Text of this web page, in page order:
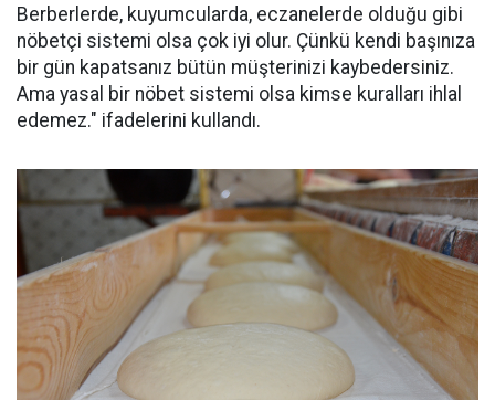
Berberlerde, kuyumcularda, eczanelerde olduğu gibi
nöbetçi sistemi olsa çok iyi olur. Çünkü kendi başınıza
bir gün kapatsanız bütün müşterinizi kaybedersiniz.
Ama yasal bir nöbet sistemi olsa kimse kuralları ihlal
edemez." ifadelerini kullandı.